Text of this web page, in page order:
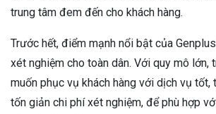
trung tâm đem đến cho khách hàng.
Trước hết, điểm mạnh nổi bật của
xét nghiệm cho toàn dân. Với quy mô lớn,
muốn phục vụ khách hàng với dịch vụ tốt,
tốn giản chi phí xét nghiệm, để phù hợp